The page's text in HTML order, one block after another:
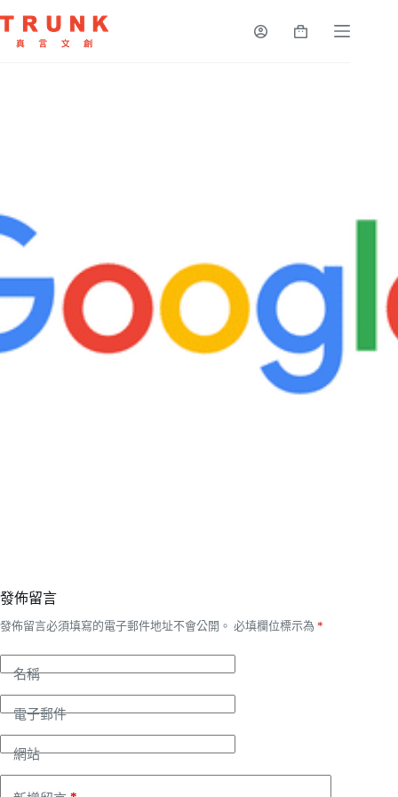
發佈留言
發佈留言必須填寫的電子郵件地址不會公開。 必填欄位標示為 *
名稱
電子郵件
網站